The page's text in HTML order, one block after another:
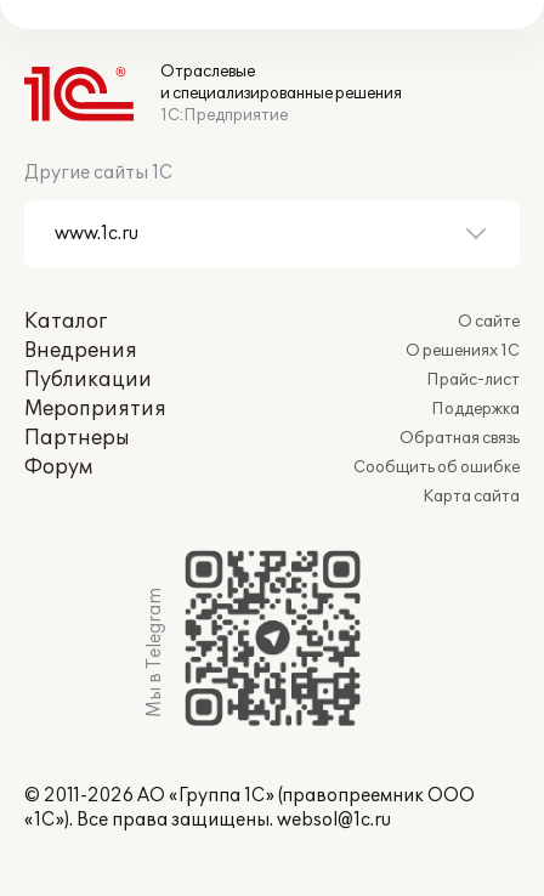
Отраслевые
и специализированные решения
1С:Предприятие
Другие сайты 1С
Каталог
Внедрения
Публикации
Мероприятия
Партнеры
Форум
О сайте
О решениях 1С
Прайс-лист
Поддержка
Обратная связь
Сообщить об ошибке
Карта сайта
Мы в Telegram
© 2011-2026 АО «Группа 1С» (правопреемник ООО
«1С»). Все права защищены. websol@1c.ru